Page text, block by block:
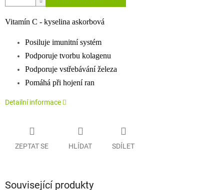
Vitamín C - kyselina askorbová
Posiluje imunitní systém
Podporuje tvorbu kolagenu
Podporuje vstřebávání železa
Pomáhá při hojení ran
Detailní informace
ZEPTAT SE HLÍDAT SDÍLET
Související produkty